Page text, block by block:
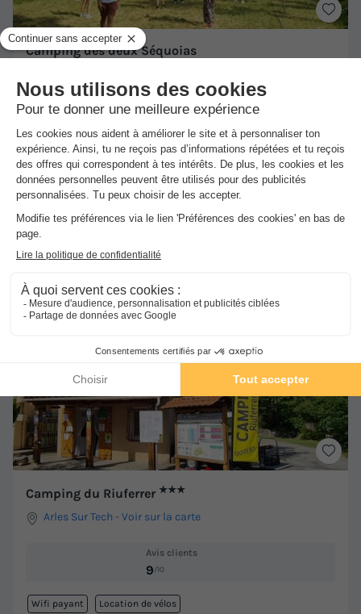
Camping des deux Séquoias
Avis clients
/10
HÉBERGEMENT INSOLITE 2 personnes - Insolite POD ( 1 ou
2 personnes )
du
Voir les hébergements
Camping du Riuferrer ★★★
Arles Sur Tech -Voir sur la carte
Avis clients
9/10
Wifi payant Location de vélos